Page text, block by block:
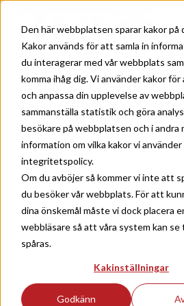
Den här webbplatsen sparar kakor på
Kakor används för att samla in
du interagerar med vår webbplats
komma ihåg dig. Vi använder kakor
och anpassa din upplevelse av
sammanställa statistik och göra
besökare på webbplatsen och i andra
information om vilka kakor vi
integritetspolicy.
Om du avböjer så kommer vi inte att
du besöker vår webbplats. För att
dina önskemål måste vi dock placera
webbläsare så att våra system kan
spåras.
Kakinställningar
Godkänn
Skip to main content
BASTU INREDNING